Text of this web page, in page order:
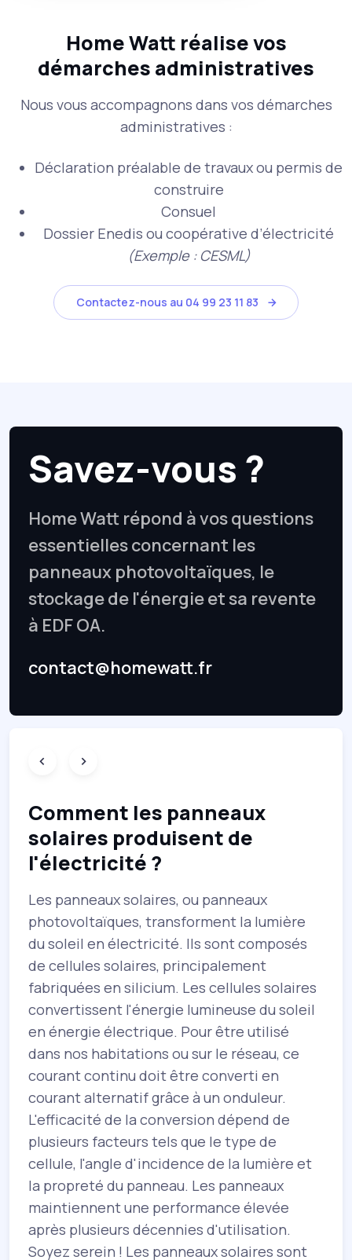
Home Watt réalise vos
démarches administratives
Nous vous accompagnons dans vos démarches
administratives :
Déclaration préalable de travaux ou permis de
construire
Consuel
Dossier Enedis ou coopérative d’électricité
(Exemple : CESML)
Contactez-nous au 04 99 23 11 83
Savez-vous ?
Home Watt répond à vos questions
essentielles concernant les
panneaux photovoltaïques, le
stockage de l'énergie et sa revente
à EDF OA.
contact@homewatt.fr
Comment les panneaux
solaires produisent de
l'électricité ?
Les panneaux solaires, ou panneaux
photovoltaïques, transforment la lumière
du soleil en électricité. Ils sont composés
de cellules solaires, principalement
fabriquées en silicium. Les cellules solaires
convertissent l'énergie lumineuse du soleil
en énergie électrique. Pour être utilisé
dans nos habitations ou sur le réseau, ce
courant continu doit être converti en
courant alternatif grâce à un onduleur.
L'efficacité de la conversion dépend de
plusieurs facteurs tels que le type de
cellule, l'angle d'incidence de la lumière et
la propreté du panneau. Les panneaux
maintiennent une performance élevée
après plusieurs décennies d'utilisation.
Soyez serein ! Les panneaux solaires sont